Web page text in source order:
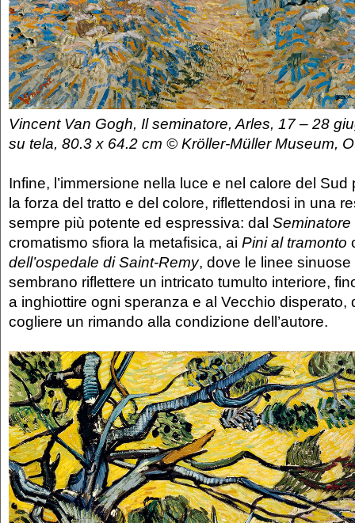
Vincent Van Gogh, Il seminatore, Arles, 17 – 28
su tela, 80.3 x 64.2 cm © Kröller-Müller Museum,
Infine, l’immersione nella luce e nel calore del
la forza del tratto e del colore, riflettendosi in una
sempre più potente ed espressiva: dal Seminatore
cromatismo sfiora la metafisica, ai Pini al tramonto
dell’ospedale di Saint-Remy, dove le linee
sembrano riflettere un intricato tumulto interiore,
a inghiottire ogni speranza e al Vecchio disperato,
cogliere un rimando alla condizione dell’autore.